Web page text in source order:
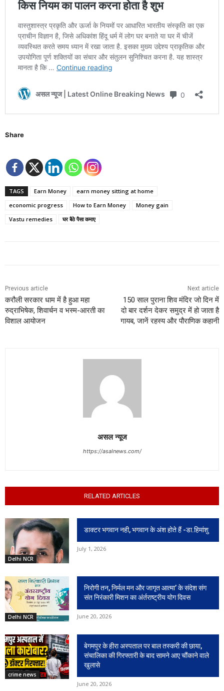
Share
TAGS Earn Money
earn money sitting at home
economic progress
How to Earn Money
Money gain
Vastu remedies
घर बैठे पैसा कमाए
Previous article
करौली सरकार धाम में है हुआ महा
रुद्राभिषेक, शिवार्चन व भस्म-आरती का
विशाल आयोजन
Next article
150 साल पुराना शिव मंदिर जो दिन में
दो बार दर्शन देकर समुद्र में हो जाता है
गायब, जानें रहस्य और पौराणिक कहानी
असल न्यूज
https://asalnews.com/
RELATED ARTICLES
Delhi NCR
डाक्टर भगवान नही, भगवान के अंश होते हैं -डा.हिमांशु
July 1, 2026
Delhi NCR
निरोगी तन, निर्मल मन और जागृत आत्मा’ के संदेश संग
संत निरंकारी मिशन का अंर्तराष्ट्रीय योग दिवस
June 20, 2026
crime news
बेगमपुर के हीरा अस्पताल पर बाल तस्करी की छाया,
संचालिका की गिरफ्तारी के बाद सामने आए चौंकाने वाले
खुलासे
June 20, 2026